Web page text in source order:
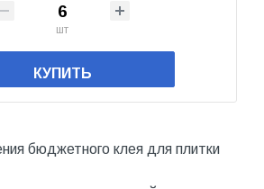
шт
КУПИТЬ
бюджетного клея для плитки